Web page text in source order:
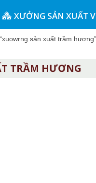
XƯỞNG SẢN XUẤT
sản xuất trầm hương”
TRẦM HƯƠNG